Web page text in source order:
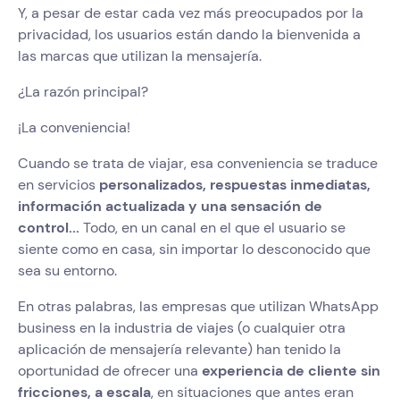
Y, a pesar de estar cada vez más preocupados por la
privacidad, los usuarios están dando la bienvenida a
las marcas que utilizan la mensajería.
¿La razón principal?
¡La conveniencia!
Cuando se trata de viajar, esa conveniencia se traduce
en servicios personalizados, respuestas inmediatas,
información actualizada y una sensación de
control... Todo, en un canal en el que el usuario se
siente como en casa, sin importar lo desconocido que
sea su entorno.
En otras palabras, las empresas que utilizan WhatsApp
business en la industria de viajes (o cualquier otra
aplicación de mensajería relevante) han tenido la
oportunidad de ofrecer una experiencia de cliente sin
fricciones, a escala, en situaciones que antes eran